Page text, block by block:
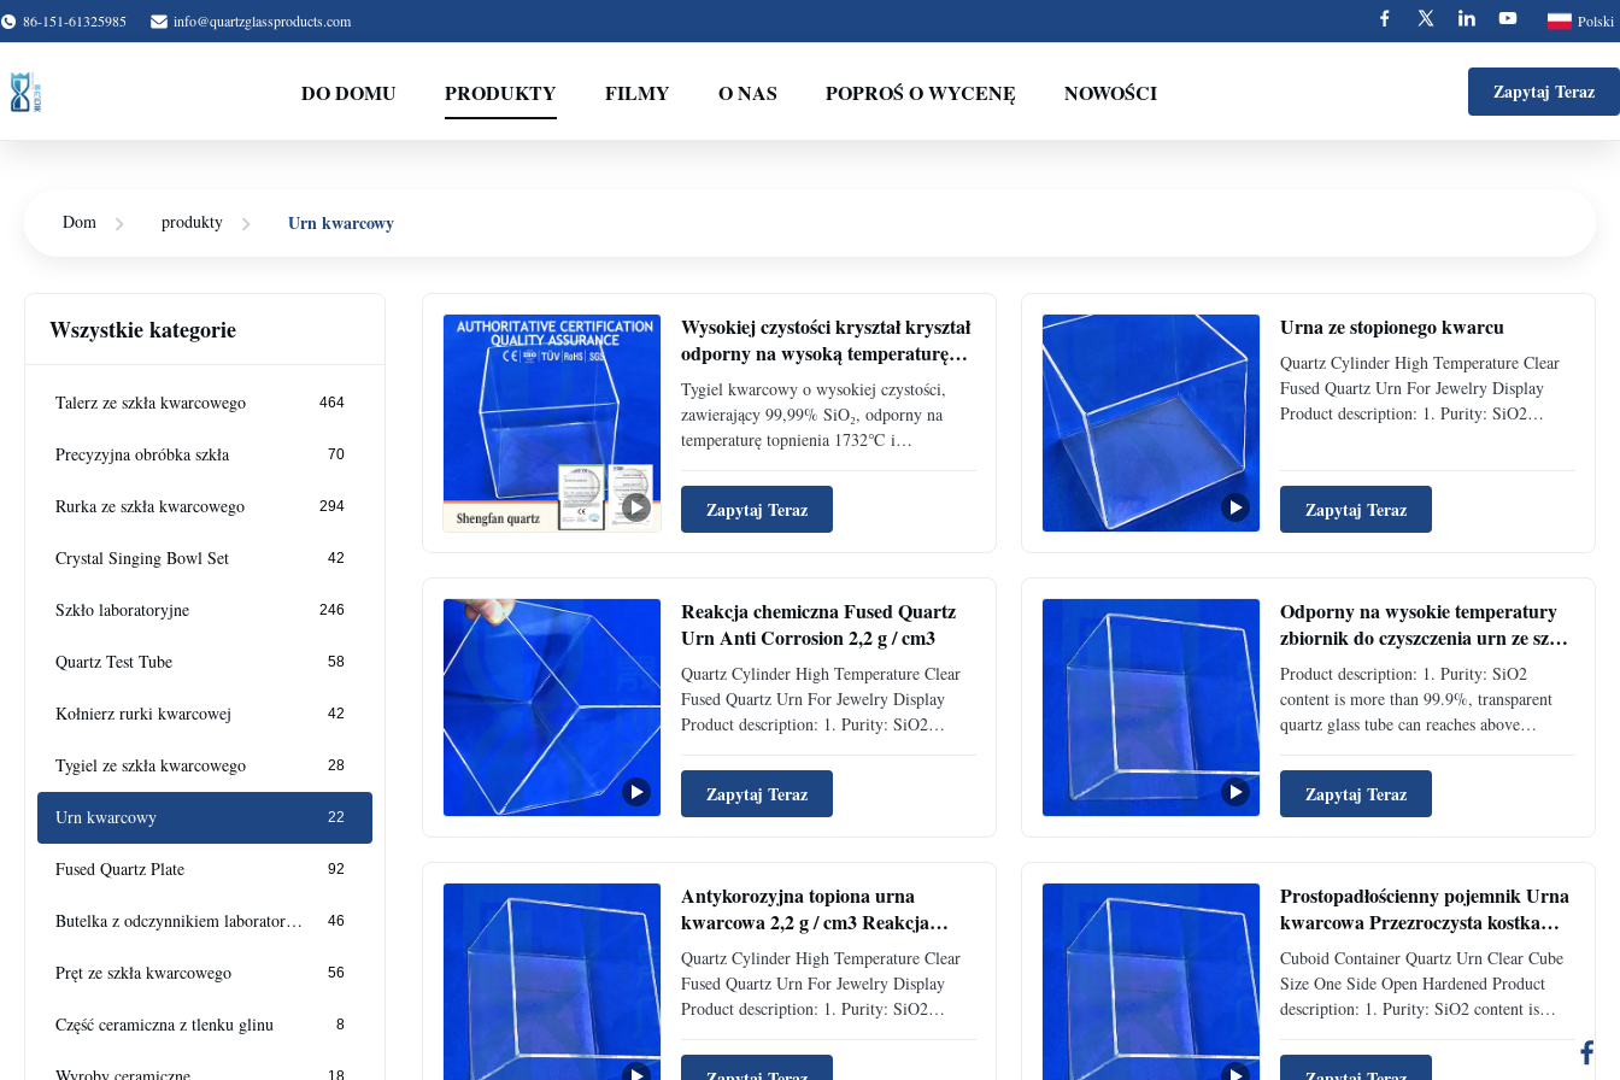
86-151-61325985 info@quartzglassproducts.com Polski
DO DOMU PRODUKTY FILMY O NAS POPROŚ O WYCENĘ NOWOŚCI Zapytaj Teraz
Dom produkty Urn kwarcowy
Wszystkie kategorie
Talerz ze szkła kwarcowego 464
Precyzyjna obróbka szkła 70
Rurka ze szkła kwarcowego 294
Crystal Singing Bowl Set 42
Szkło laboratoryjne 246
Quartz Test Tube 58
Kołnierz rurki kwarcowej 42
Tygiel ze szkła kwarcowego 28
Urn kwarcowy 22
Fused Quartz Plate 92
Butelka z odczynnikiem laboratoryjnym 46
Pręt ze szkła kwarcowego 56
Część ceramiczna z tlenku glinu 8
18
Wysokiej czystości kryształ kryształ
odporny na wysoką temperaturę
Przejrzysty kryształ kryształ
Laboratorium materiał stopieniowy
kryształ
Tygiel kwarcowy o wysokiej czystości,
zawierający 99,99% SiO₂, odporny na
temperaturę topnienia 1732℃ i
badań laboratoryjnych, procesów
półprzewodnikowych i zastosowań
dydaktycznych na uniwersytetach.
Zapytaj Teraz
Urna ze stopionego kwarcu
Quartz Cylinder High Temperature Clear
Fused Quartz Urn For Jewelry Display
Product description: 1. Purity: SiO2
99.95%. 2. Temperature : Softening point
temperature is about 1730 degrees Celsius
,1150 degrees Celsius in a ...
Zapytaj Teraz
Reakcja chemiczna Fused Quartz
Urn Anti Corrosion 2,2 g / cm3
Quartz Cylinder High Temperature Clear
Fused Quartz Urn For Jewelry Display
Product description: 1. Purity: SiO2
quartz glass tube can reaches above
99.95%. 2. Temperature : Softening point
temperature is about 1730 degrees Celsius
Zapytaj Teraz
Odporny na wysokie temperatury
zbiornik do czyszczenia urn ze szkła
kwarcowego SIO2
Product description: 1. Purity: SiO2
content is more than 99.9%, transparent
quartz glass tube can reaches above
temperature is about 1730 degrees Celsius
,1150 degrees Celsius in a long time used
,short-time maximum use temperature is
Zapytaj Teraz
Antykorozyjna topiona urna
kwarcowa 2,2 g / cm3 Reakcja
chemiczna
Quartz Cylinder High Temperature Clear
Fused Quartz Urn For Jewelry Display
Product description: 1. Purity: SiO2
quartz glass tube can reaches above
Prostopadłościenny pojemnik Urna
kwarcowa Przezroczysta kostka
Rozmiar z jednej strony Otwarty
Utwardzony
Cuboid Container Quartz Urn Clear Cube
Size One Side Open Hardened Product
description: 1. Purity: SiO2 content is
tube can reaches above 99.95%. 2.